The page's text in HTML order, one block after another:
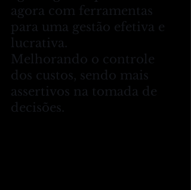
agora com ferramentas
para uma gestão efetiva e
lucrativa.
Melhorando o controle
dos custos, sendo mais
assertivos na tomada de
decisões.